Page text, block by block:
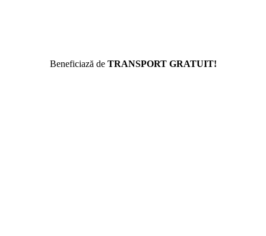
Beneficiază de TRANSPORT GRATUIT!